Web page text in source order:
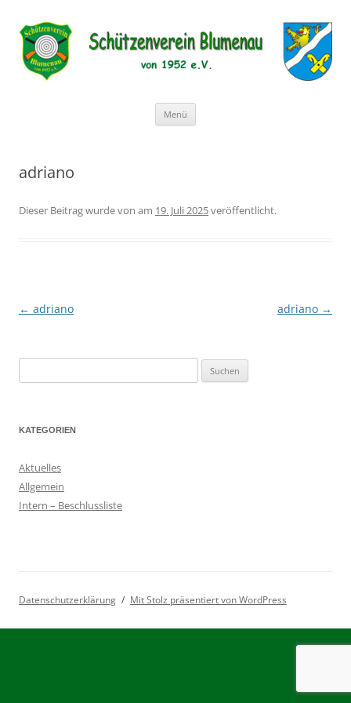
Schützenverein Blumenau von 1952
e.V.
Menü
adriano
Dieser Beitrag wurdevon am 19. Juli 2025veröffentlicht.
Beitragsnavigation
← adriano adriano →
nach:
KATEGORIEN
Aktuelles
Allgemein
Intern – Beschlussliste
Datenschutzerklärung Mit Stolz präsentiert von WordPress